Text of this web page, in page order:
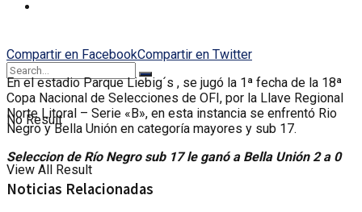
No Result
View All Result
Compartir en FacebookCompartir en Twitter
En el estadio Parque Liebig´s , se jugó la 1ª fecha de la 18ª
Copa Nacional de Selecciones de OFI, por la Llave Regional
Norte Litoral – Serie «B», en esta instancia se enfrentó Rio
Negro y Bella Unión en categoría mayores y sub 17.
Seleccion de Río Negro sub 17 le ganó a Bella Unión 2 a 0
Noticias Relacionadas